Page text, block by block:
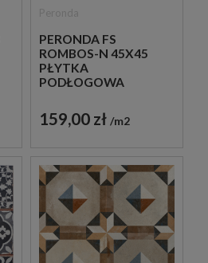
PERONDA FS
ROMBOS-N 45X45
PŁYTKA
PODŁOGOWA
159,00 zł m2